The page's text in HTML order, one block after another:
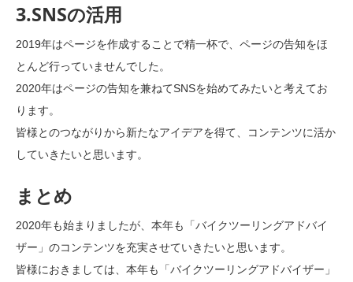
3.SNSの活用
2019年はページを作成することで精一杯で、ページの告知をほ
とんど行っていませんでした。
2020年はページの告知を兼ねてSNSを始めてみたいと考えてお
ります。
皆様とのつながりから新たなアイデアを得て、コンテンツに活か
していきたいと思います。
まとめ
2020年も始まりましたが、本年も「バイクツーリングアドバイ
ザー」のコンテンツを充実させていきたいと思います。
皆様におきましては、本年も「バイクツーリングアドバイザー」